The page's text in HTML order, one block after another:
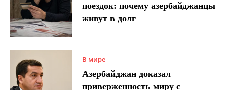
поездок: почему азербайджанцы
живут в долг
В мире
Азербайджан доказал
приверженность миру с